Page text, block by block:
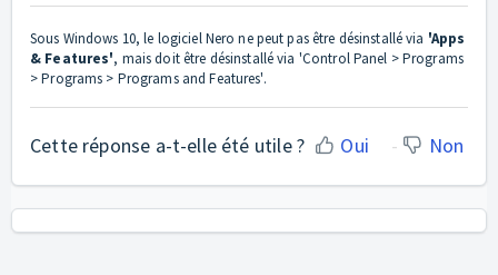
Sous Windows 10, le logiciel Nero ne peut pas être désinstallé via 'Apps
& Features', mais doit être désinstallé via 'Control Panel > Programs
> Programs > Programs and Features'.
Cette réponse a-t-elle été utile ? Oui Non